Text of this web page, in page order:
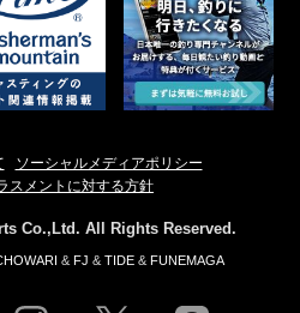
ソーシャルメディアポリシー
スメントに対する方針
Co.,Ltd. All Rights Reserved.
& FJ & TIDE& FUNEMAGA